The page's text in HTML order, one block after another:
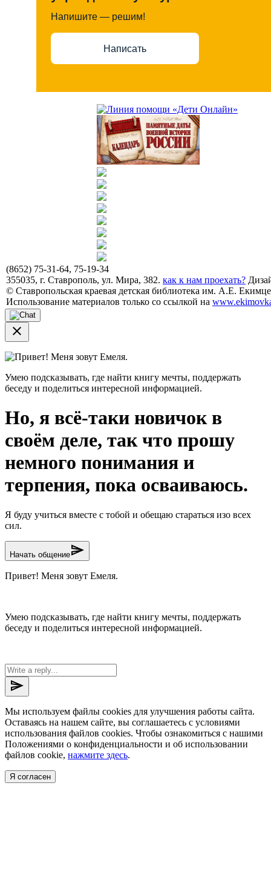
Напишите — решим!
Написать
(8652) 75-31-64, 75-19-34
355035, г. Ставрополь, ул. Мира, 382. как к нам проехать?
© Ставропольская краевая детская библиотека им. А.Е.
Использование материалов только со ссылкой на
close
Привет! Меня зовут Емеля.
Умею подсказывать, где найти книгу мечты, поддержать
беседу и поделиться интересной информацией.
Но, я всё-таки новичок в
своём деле, так что прошу
немного понимания и
терпения, пока осваиваюсь.
Я буду учиться вместе с тобой и обещаю стараться изо всех
сил.
Начать общениеsend
Привет! Меня зовут Емеля.
Умею подсказывать, где найти книгу мечты, поддержать
беседу и поделиться интересной информацией.
send
Мы используем файлы cookies для улучшения работы сайта.
Оставаясь на нашем сайте, вы соглашаетесь с условиями
использования файлов cookies. Чтобы ознакомиться с нашими
Положениями о конфиденциальности и об использовании
файлов cookie, нажмите здесь.
Я согласен